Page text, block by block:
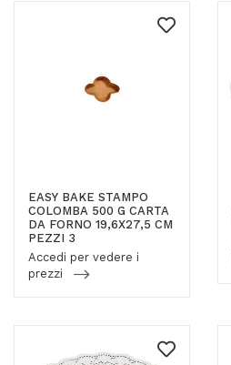
EASY BAKE STAMPO
COLOMBA 500 G CARTA
DA FORNO 19,6X27,5 CM
PEZZI 3
Accedi per vedere i
prezzi